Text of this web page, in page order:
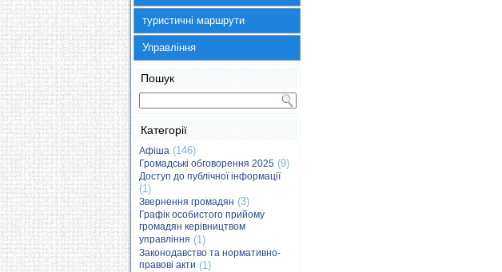
туристичні маршрути
Управління
Пошук
Категорії
Афіша (146)
Громадські обговорення 2025 (9)
Доступ до публічної інформації
(1)
Звернення громадян (3)
Графік особистого прийому
громадян керівництвом
управління (1)
Законодавство та нормативно-
правові акти (1)